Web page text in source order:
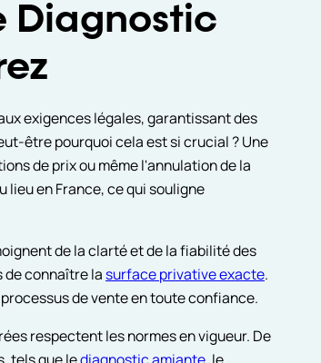
Diagnostic
exigences légales, garantissant des
être pourquoi cela est si crucial ? Une
de prix ou même l'annulation de la
lieu en France, ce qui souligne
de la clarté et de la fiabilité des
de connaître lasurface privative exacte.
de vente en toute confiance.
respectent les normes en vigueur. De
tels que lediagnostic amiante, le